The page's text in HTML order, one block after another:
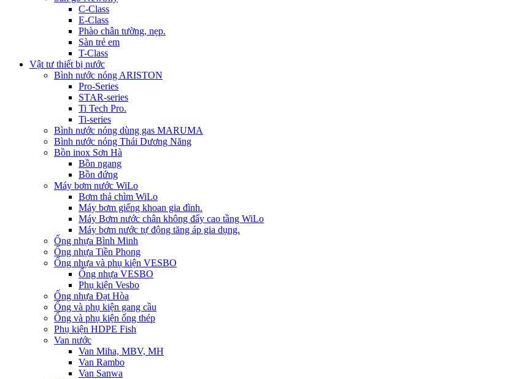
C-Class
E-Class
Phào chân tường, nẹp.
Sàn trẻ em
T-Class
Vật tư thiết bị nước
Bình nước nóng ARISTON
Pro-Series
STAR-series
Ti Tech Pro.
Ti-series
Bình nước nóng dùng gas MARUMA
Bình nước nóng Thái Dương Năng
Bồn inox Sơn Hà
Bồn ngang
Bồn đứng
Máy bơm nước WiLo
Bơm thả chìm WiLo
Máy bơm giếng khoan gia đình.
Máy Bơm nước chân không đẩy cao tầng WiLo
Máy bơm nước tự động tăng áp gia dụng.
Ống nhựa Bình Minh
Ống nhựa Tiền Phong
Ống nhựa và phụ kiện VESBO
Ống nhựa VESBO
Phụ kiện Vesbo
Ống nhựa Đạt Hòa
Ống và phụ kiện gang cầu
Ống và phụ kiện ống thép
Phụ kiện HDPE Fish
Van nước
Van Miha, MBV, MH
Van Rambo
Van Sanwa